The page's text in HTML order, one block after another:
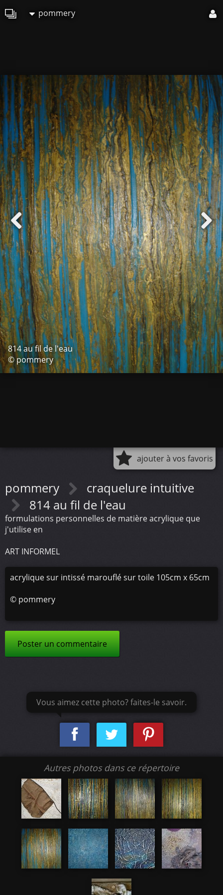
pommery
814 au fil de l'eau
© pommery
ajouter à vos favoris
pommery
craquelure intuitive
814 au fil de l'eau
formulations personnelles de matière acrylique que
j'utilise en
ART INFORMEL
acrylique sur intissé marouflé sur toile 105cm x 65cm
© pommery
Poster un commentaire
Vous aimez cette photo? faites-le savoir.
Autres photos dans ce répertoire